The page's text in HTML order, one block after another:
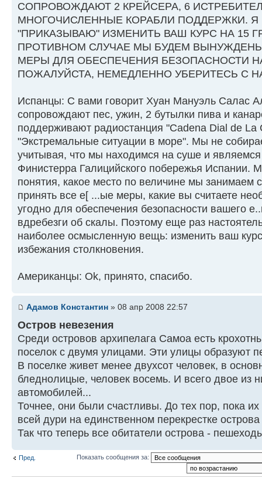
СОПРОВОЖДАЮТ 2 КРЕЙСЕРА, 6
МНОГОЧИСЛЕННЫЕ КОРАБЛИ ПОДДЕРЖКИ. Я
"ПРИКАЗЫВАЮ" ИЗМЕНИТЬ ВАШ КУРС НА 15
ПРОТИВНОМ СЛУЧАЕ МЫ БУДЕМ
МЕРЫ ДЛЯ ОБЕСПЕЧЕНИЯ БЕЗОПАСНОСТИ
ПОЖАЛУЙСТА, НЕМЕДЛЕННО УБЕРИТЕСЬ С
Испанцы: С вами говорит Хуан Мануэль Салас
сопровождают пес, ужин, 2 бутылки пива и
поддерживают радиостанция "Cadena Dial de La
"Экстремальные ситуации в море". Мы не
учитывая, что мы находимся на суше и
Финистерра Галицийского побережья
понятия, какое место по величине мы занимаем
принять все е[ ...ые меры, какие вы считаете
угодно для обеспечения безопасности вашего
вдребезги об скалы. Поэтому еще раз
наиболее осмысленную вещь: изменить ваш
избежания столкновения.
Американцы: Ok, принято, спасибо.
Адамов Константин » 08 апр 2008 22:57
Остров невезения
Среди островов архипелага Самоа есть
поселок с двумя улицами. Эти улицы образуют
В поселке живет менее двухсот человек, в
бледнолицые, человек восемь. И всего двое из
автомобилей...
Точнее, они были счастливы. До тех пор, пока
всей дури на единственном перекрестке
Так что теперь все обитатели острова -
Пред. Показать сообщения за: